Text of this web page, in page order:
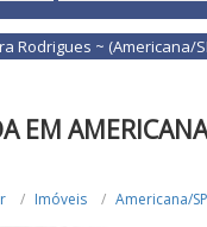
Rodrigues ~ (Americana/
EM
Imóveis Americana/SP